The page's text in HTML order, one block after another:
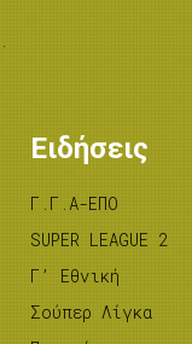
.
Ειδήσεις
Γ.Γ.Α-ΕΠΟ
SUPER LEAGUE 2
Γ’ Εθνική
Σούπερ Λίγκα